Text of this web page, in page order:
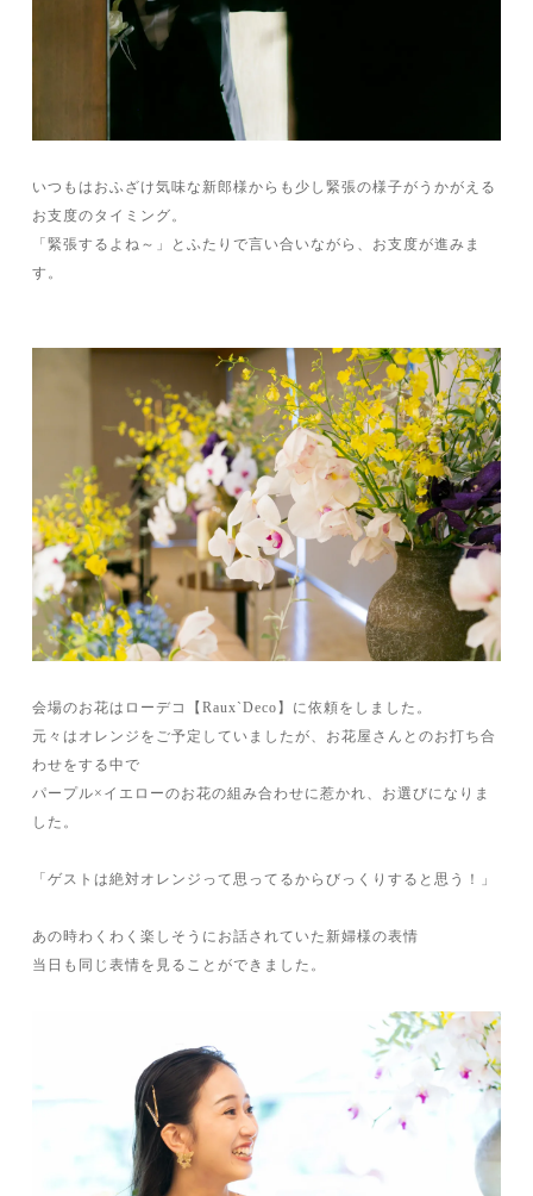
いつもはおふざけ気味な新郎様からも少し緊張の様子がうかがえる
お支度のタイミング。
「緊張するよね～」とふたりで言い合いながら、お支度が進みま
す。
会場のお花はローデコ【Raux`Deco】に依頼をしました。
元々はオレンジをご予定していましたが、お花屋さんとのお打ち合
わせをする中で
パープル×イエローのお花の組み合わせに惹かれ、お選びになりま
した。
「ゲストは絶対オレンジって思ってるからびっくりすると思う！」
あの時わくわく楽しそうにお話されていた新婦様の表情
当日も同じ表情を見ることができました。